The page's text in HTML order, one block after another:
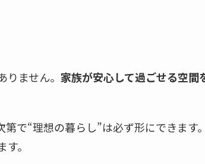
ません。 家族が安心して過ごせる空間
で“理想の暮らし”は必ず形にできます
。